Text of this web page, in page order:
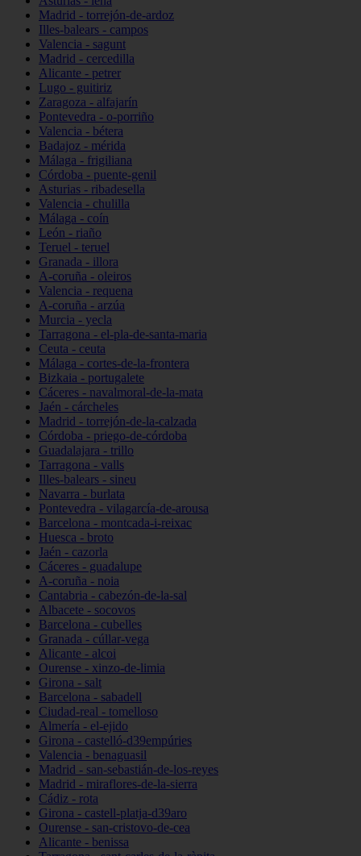
Madrid - torrejón-de-ardoz
Illes-balears - campos
Valencia - sagunt
Madrid - cercedilla
Alicante - petrer
Lugo - guitiriz
Zaragoza - alfajarín
Pontevedra - o-porriño
Valencia - bétera
Badajoz - mérida
Málaga - frigiliana
Córdoba - puente-genil
Asturias - ribadesella
Valencia - chulilla
Málaga - coín
León - riaño
Teruel - teruel
Granada - illora
A-coruña - oleiros
Valencia - requena
A-coruña - arzúa
Murcia - yecla
Tarragona - el-pla-de-santa-maria
Ceuta - ceuta
Málaga - cortes-de-la-frontera
Bizkaia - portugalete
Cáceres - navalmoral-de-la-mata
Jaén - cárcheles
Madrid - torrejón-de-la-calzada
Córdoba - priego-de-córdoba
Guadalajara - trillo
Tarragona - valls
Illes-balears - sineu
Navarra - burlata
Pontevedra - vilagarcía-de-arousa
Barcelona - montcada-i-reixac
Huesca - broto
Jaén - cazorla
Cáceres - guadalupe
A-coruña - noia
Cantabria - cabezón-de-la-sal
Albacete - socovos
Barcelona - cubelles
Granada - cúllar-vega
Alicante - alcoi
Ourense - xinzo-de-limia
Girona - salt
Barcelona - sabadell
Ciudad-real - tomelloso
Almería - el-ejido
Girona - castelló-d39empúries
Valencia - benaguasil
Madrid - san-sebastián-de-los-reyes
Madrid - miraflores-de-la-sierra
Cádiz - rota
Girona - castell-platja-d39aro
Ourense - san-cristovo-de-cea
Alicante - benissa